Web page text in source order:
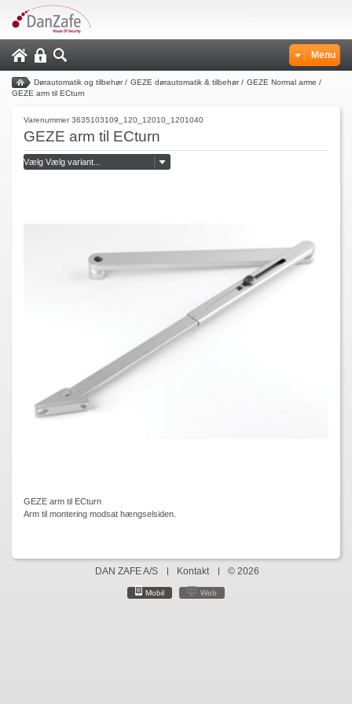
Menu
Dørautomatik og tilbehør/ GEZE dørautomatik & tilbehør/ GEZE Normal arme /
GEZE arm til ECturn
Varenummer 3635103109_120_12010_1201040
GEZE arm til ECturn
GEZE arm til ECturn
Arm til montering modsat hængselsiden.
DAN ZAFE A/S Kontakt © 2026
Mobil Web